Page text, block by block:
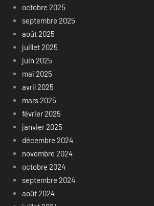
octobre 2025
septembre 2025
août 2025
juillet 2025
juin 2025
mai 2025
avril 2025
mars 2025
février 2025
janvier 2025
décembre 2024
novembre 2024
octobre 2024
septembre 2024
août 2024